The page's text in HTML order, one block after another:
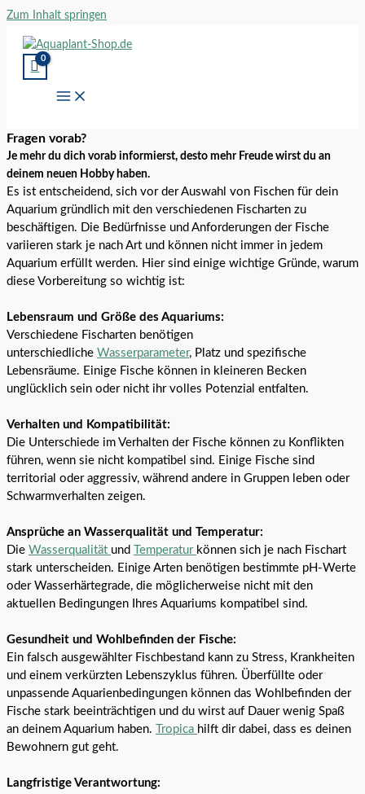
Zum Inhalt springen
Fragen vorab?
Je mehr du dich vorab informierst, desto mehr Freude wirst du an
deinem neuen Hobby haben.
Es ist entscheidend, sich vor der Auswahl von Fischen für dein
Aquarium gründlich mit den verschiedenen Fischarten zu
beschäftigen. Die Bedürfnisse und Anforderungen der Fische
variieren stark je nach Art und können nicht immer in jedem
Aquarium erfüllt werden. Hier sind einige wichtige Gründe, warum
diese Vorbereitung so wichtig ist:
Lebensraum und Größe des Aquariums:
Verschiedene Fischarten benötigen
unterschiedliche Wasserparameter, Platz und spezifische
Lebensräume. Einige Fische können in kleineren Becken
unglücklich sein oder nicht ihr volles Potenzial entfalten.
Verhalten und Kompatibilität:
Die Unterschiede im Verhalten der Fische können zu Konflikten
führen, wenn sie nicht kompatibel sind. Einige Fische sind
territorial oder aggressiv, während andere in Gruppen leben oder
Schwarmverhalten zeigen.
Ansprüche an Wasserqualität und Temperatur:
Die Wasserqualität und Temperatur können sich je nach Fischart
stark unterscheiden. Einige Arten benötigen bestimmte pH-Werte
oder Wasserhärtegrade, die möglicherweise nicht mit den
aktuellen Bedingungen Ihres Aquariums kompatibel sind.
Gesundheit und Wohlbefinden der Fische:
Ein falsch ausgewählter Fischbestand kann zu Stress, Krankheiten
und einem verkürzten Lebenszyklus führen. Überfüllte oder
unpassende Aquarienbedingungen können das Wohlbefinden der
Fische stark beeinträchtigen und du wirst auf Dauer wenig Spaß
an deinem Aquarium haben.
Tropica hilft dir dabei, dass es deinen
Bewohnern gut geht.
Langfristige Verantwortung: